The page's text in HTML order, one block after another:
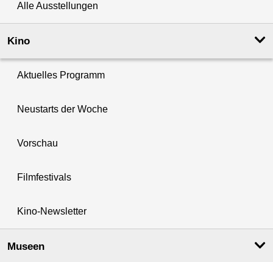
Alle Ausstellungen
Kino
Aktuelles Programm
Neustarts der Woche
Vorschau
Filmfestivals
Kino-Newsletter
Museen